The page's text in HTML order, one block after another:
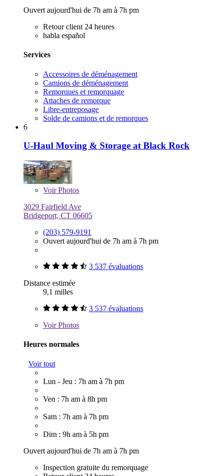
Ouvert aujourd'hui de 7h am à 7h pm
Retour client 24 heures
habla español
Services
Accessoires de déménagement
Camions de déménagement
Remorques et remorquage
Attaches de remorque
Libre-entreposage
Solde de camions et de remorques
6
U-Haul Moving & Storage at Black Rock
VoirPhotos
3029 Fairfield Ave
Bridgeport, CT 06605
(203) 579-9191
Ouvert aujourd'hui de 7h am à 7h pm
3 537 évaluations
Distance estimée
9,1 milles
3 537 évaluations
VoirPhotos
Heures normales
Voir tout
Lun - Jeu : 7h am à 7h pm
Ven : 7h am à 8h pm
Sam : 7h am à 7h pm
Dim : 9h am à 5h pm
Ouvert aujourd'hui de 7h am à 7h pm
Inspection gratuite du remorquage